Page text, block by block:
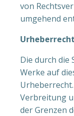
von
umgehend
Urheberrecht
Die durch
Werke auf
Verbreitung
der Grenzen